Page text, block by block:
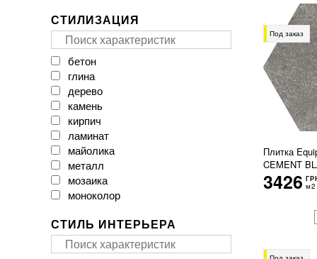
Под заказ
Плитка
CEMENT
3426 м2
CERAMICHE BRENNERO
CasaInfinita
Ceramica Santa Claus
Ceramika Color
Ceramika Gres
Ceramika Konskie
Cerpa
Cerrad
Cersanit
Cicogres
Click Ceramica
Cristal Ceramica
Dual Gres
EXAGRES
Ecoceramic
СТИЛИЗАЦИЯ
бетон
глина
дерево
камень
кирпич
ламинат
майолика
металл
мозаика
моноколор
оникс
паркет
пэчворк
СТИЛЬ ИНТЕРЬЕРА